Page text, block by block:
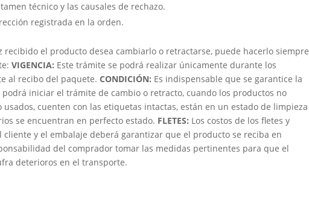
técnico y las causales de rechazo.
registrada en la orden.
recibido el producto desea cambiarlo o retractarse, puede hacerlo siempre
VIGENCIA: Este trámite se podrá realizar únicamente durante los
al recibo del paquete.CONDICIÓN: Es indispensable que se garantice la
iniciar el trámite de cambio o retracto, cuando los productos no
cuenten con las etiquetas intactas, están en un estado de limpieza
se encuentran en perfecto estado. FLETES: Los costos de los fletes y
y el embalaje deberá garantizar que el producto se reciba en
del comprador tomar las medidas pertinentes para que el
deterioros en el transporte.